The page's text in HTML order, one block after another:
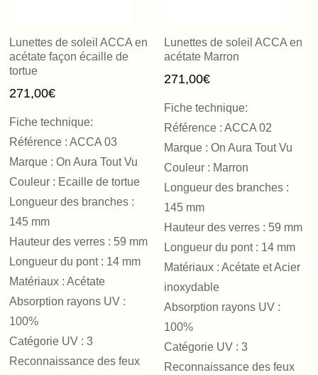
Lunettes de soleil ACCA en
acétate façon écaille de
tortue
271,00€
Fiche technique:
Référence : ACCA 03
Marque : On Aura Tout Vu
Couleur : Ecaille de tortue
Longueur des branches :
145 mm
Hauteur des verres : 59 mm
Longueur du pont : 14 mm
Matériaux : Acétate
Absorption rayons UV :
100%
Catégorie UV : 3
Reconnaissance des feux
Lunettes de soleil ACCA en
acétate Marron
271,00€
Fiche technique:
Référence : ACCA 02
Marque : On Aura Tout Vu
Couleur : Marron
Longueur des branches :
145 mm
Hauteur des verres : 59 mm
Longueur du pont : 14 mm
Matériaux : Acétate et Acier
inoxydable
Absorption rayons UV :
100%
Catégorie UV : 3
Reconnaissance des feux